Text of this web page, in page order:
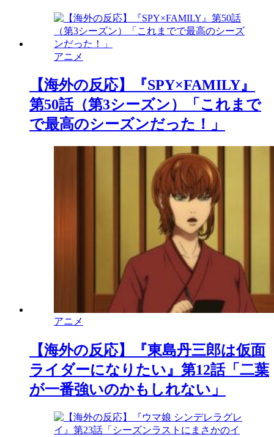
アニメ
【海外の反応】『SPY×FAMILY』
第50話（第3シーズン）「これまで
で最高のシーズンだった！」
アニメ
【海外の反応】『東島丹三郎は仮面
ライダーになりたい』第12話「二葉
が一番強いのかもしれない」